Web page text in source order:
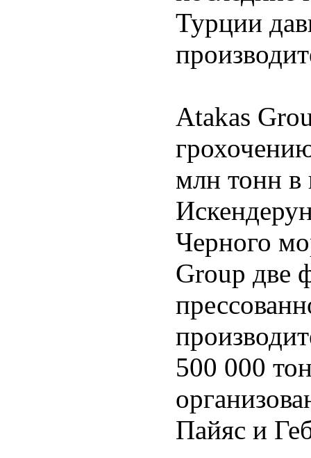
Турции
Atakas
млн тонн в
Черного
Group две
500 000
Пайяс и